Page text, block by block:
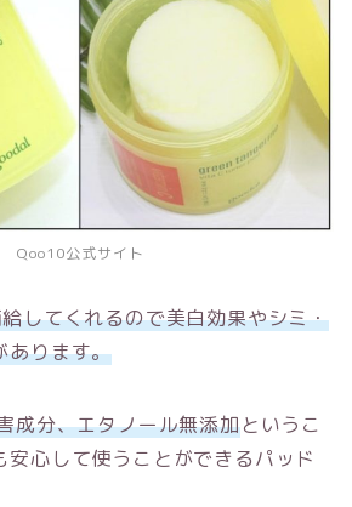
Qoo10公式サイト
してくれるので美白効果やシミ・
あります。
成分、エタノール無添加というこ
安心して使うことができるパッド